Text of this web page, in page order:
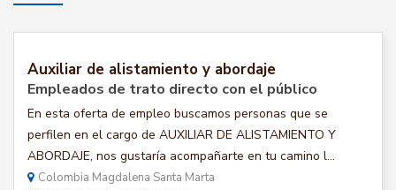
Auxiliar de alistamiento y abordaje
Empleados de trato directo con el público
En esta oferta de empleo buscamos personas que se
perfilen en el cargo de AUXILIAR DE ALISTAMIENTO Y
ABORDAJE, nos gustaría acompañarte en tu camino l...
Colombia Magdalena Santa Marta